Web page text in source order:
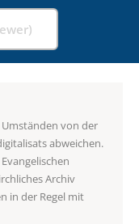
von der
abweichen.
Archiv
in der Regel mit